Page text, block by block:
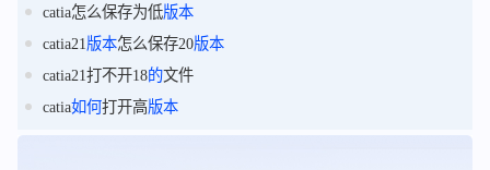
catia怎么保存为低版本
catia21版本怎么保存20版本
catia21打不开18的文件
catia如何打开高版本